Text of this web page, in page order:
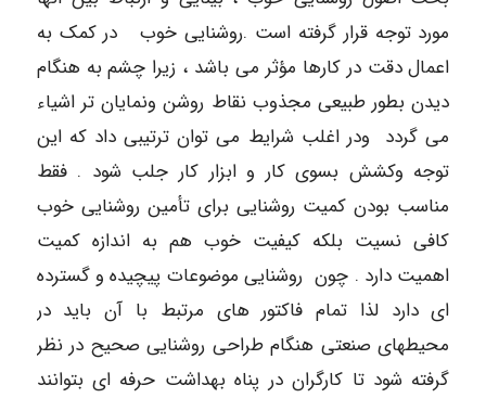
مورد توجه قرار گرفته است .روشنایی خوب در کمک به
اعمال دقت در کارها مؤثر می باشد ، زیرا چشم به هنگام
دیدن بطور طبیعی مجذوب نقاط روشن ونمایان تر اشیاء
می گردد ودر اغلب شرایط می توان ترتیبی داد که این
توجه وکشش بسوی کار و ابزار کار جلب شود . فقط
مناسب بودن کمیت روشنایی برای تأمین روشنایی خوب
کافی نسیت بلکه کیفیت خوب هم به اندازه کمیت
اهمیت دارد . چون روشنایی موضوعات پیچیده و گسترده
ای دارد لذا تمام فاکتور های مرتبط با آن باید در
محیطهای صنعتی هنگام طراحی روشنایی صحیح در نظر
گرفته شود تا کارگران در پناه بهداشت حرفه ای بتوانند